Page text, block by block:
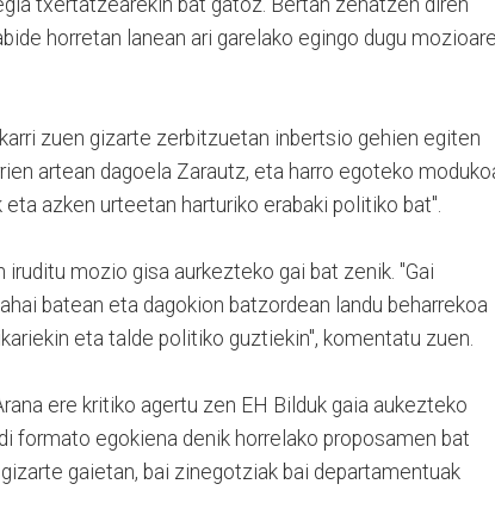
txertatzearekin bat gatoz. Bertan zehatzen diren
horretan lanean ari garelako egingo dugu
zuen gizarte zerbitzuetan inbertsio gehien egiten
artean dagoela Zarautz, eta harro egoteko
azken urteetan harturiko erabaki politiko bat".
mozio gisa aurkezteko gai bat zenik. "Gai
batean eta dagokion batzordean landu beharrekoa
eta talde politiko guztiekin", komentatu zuen.
ere kritiko agertu zen EH Bilduk gaia aukezteko
formato egokiena denik horrelako proposamen bat
gaietan, bai zinegotziak bai departamentuak